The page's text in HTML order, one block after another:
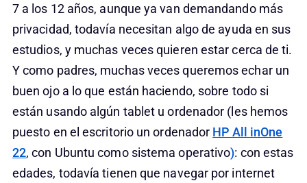
7 a los 12 años, aunque ya van demandando más
privacidad, todavía necesitan algo de ayuda en sus
estudios, y muchas veces quieren estar cerca de ti.
Y como padres, muchas veces queremos echar un
buen ojo a lo que están haciendo, sobre todo si
están usando algún tablet u ordenador (les hemos
puesto en el escritorio un ordenador HP All inOne
22, con Ubuntu como sistema operativo): con estas
edades, todavía tienen que navegar por internet